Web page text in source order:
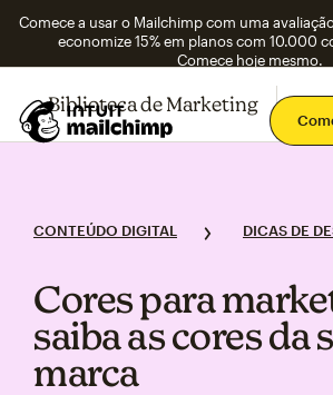
Comece a usar o Mailchimp com uma
economize 15% em planos com 10.000
Comece hoje mesmo.
Biblioteca de Marketing
CONTEÚDO DIGITAL DICAS DE
Cores para
saiba as cores da
marca